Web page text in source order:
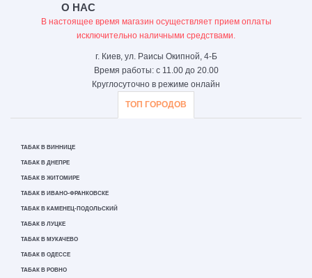
О НАС
В настоящее время магазин осуществляет прием оплаты
исключительно наличными средствами.
г. Киев, ул. Раисы Окипной, 4-Б
Время работы: с 11.00 до 20.00
Круглосуточно в режиме онлайн
ТОП ГОРОДОВ
ТАБАК В ВИННИЦЕ
ТАБАК В ДНЕПРЕ
ТАБАК В ЖИТОМИРЕ
ТАБАК В ИВАНО-ФРАНКОВСКЕ
ТАБАК В КАМЕНЕЦ-ПОДОЛЬСКИЙ
ТАБАК В ЛУЦКЕ
ТАБАК В МУКАЧЕВО
ТАБАК В ОДЕССЕ
ТАБАК В РОВНО